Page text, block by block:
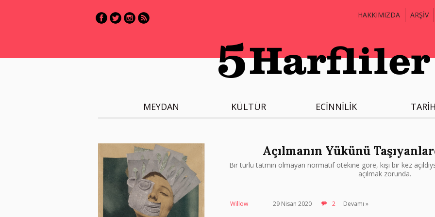
HAKKIMIZDA ARŞİV
MEYDAN KÜLTÜR ECİNNİLİK
Açılmanın Yükünü
Bir türlü tatmin olmayan normatif ötekine göre, kişi bir kez
açılmak zorunda.
Willow 29 Nisan 2020 2 Devamı »